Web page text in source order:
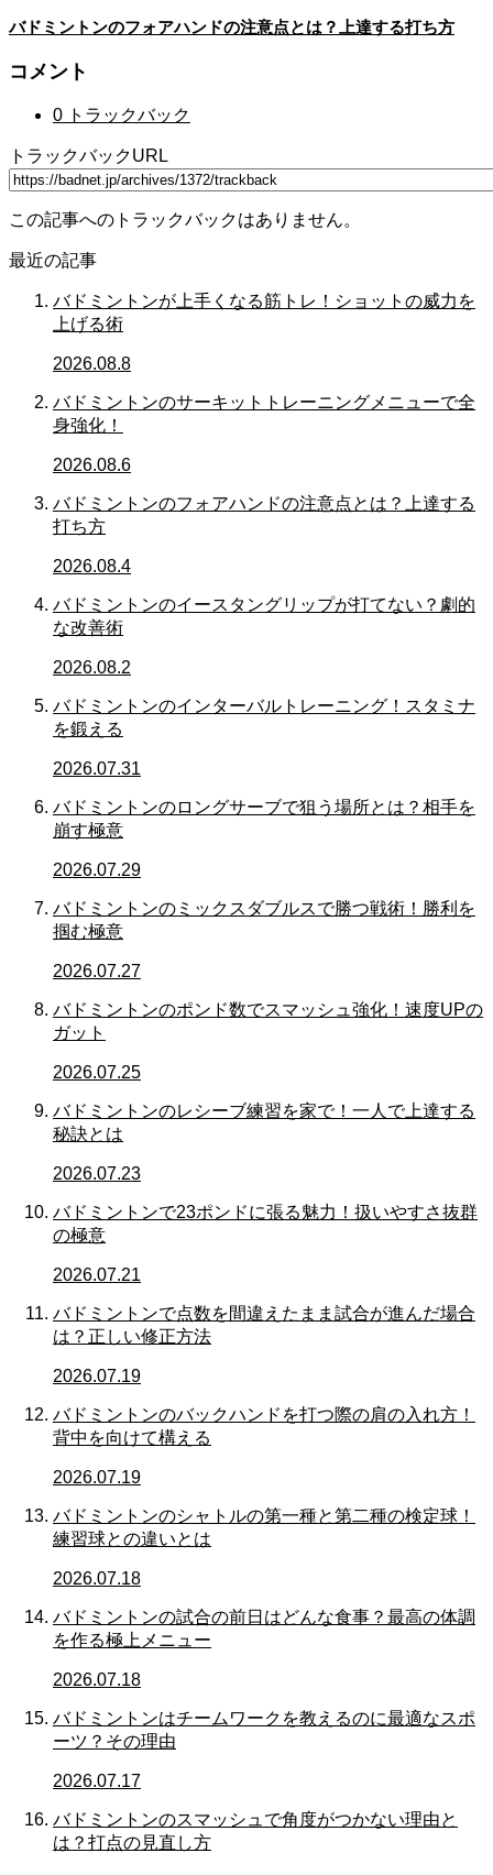
バドミントンのフォアハンドの注意点とは？上達する打ち方
コメント
0 トラックバック
トラックバックURL
この記事へのトラックバックはありません。
最近の記事
バドミントンが上手くなる筋トレ！ショットの威力を
上げる術
2026.08.8
バドミントンのサーキットトレーニングメニューで全
身強化！
2026.08.6
バドミントンのフォアハンドの注意点とは？上達する
打ち方
2026.08.4
バドミントンのイースタングリップが打てない？劇的
な改善術
2026.08.2
バドミントンのインターバルトレーニング！スタミナ
を鍛える
2026.07.31
バドミントンのロングサーブで狙う場所とは？相手を
崩す極意
2026.07.29
バドミントンのミックスダブルスで勝つ戦術！勝利を
掴む極意
2026.07.27
バドミントンのポンド数でスマッシュ強化！速度UPの
ガット
2026.07.25
バドミントンのレシーブ練習を家で！一人で上達する
秘訣とは
2026.07.23
バドミントンで23ポンドに張る魅力！扱いやすさ抜群
の極意
2026.07.21
バドミントンで点数を間違えたまま試合が進んだ場合
は？正しい修正方法
2026.07.19
バドミントンのバックハンドを打つ際の肩の入れ方！
背中を向けて構える
2026.07.19
バドミントンのシャトルの第一種と第二種の検定球！
練習球との違いとは
2026.07.18
バドミントンの試合の前日はどんな食事？最高の体調
を作る極上メニュー
2026.07.18
バドミントンはチームワークを教えるのに最適なスポ
ーツ？その理由
2026.07.17
バドミントンのスマッシュで角度がつかない理由と
は？打点の見直し方